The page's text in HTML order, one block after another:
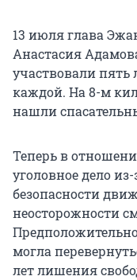
13 июля глава
Анастасия
участвовали пять
каждой. На 8-м
нашли
Теперь в
уголовное дело
безопасности
неосторожности
могла
лет лишения